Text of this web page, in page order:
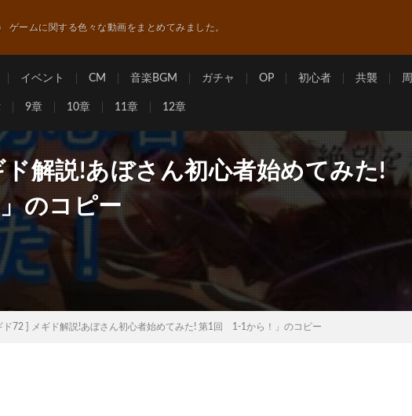
ゲームに関する色々な動画をまとめてみました。
イベント CM 音楽BGM ガチャ OP 初心者 共襲
9章 10章 11章 12章
ド解説!あぼさん初心者始めてみた!
のコピー
ド72 ] メギド解説!あぼさん初心者始めてみた! 第1回 1-1から！」のコピー